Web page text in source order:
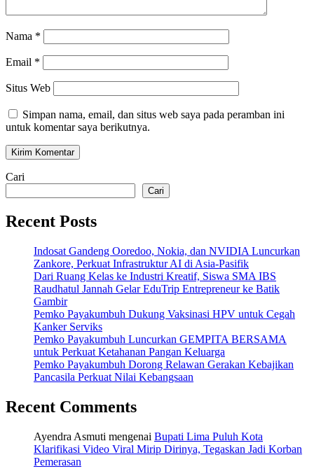
Nama *
Email *
Situs Web
Simpan nama, email, dan situs web saya pada peramban ini
untuk komentar saya berikutnya.
Cari
Cari
Recent Posts
Indosat Gandeng Ooredoo, Nokia, dan NVIDIA Luncurkan
Zankore, Perkuat Infrastruktur AI di Asia-Pasifik
Dari Ruang Kelas ke Industri Kreatif, Siswa SMA IBS
Raudhatul Jannah Gelar EduTrip Entrepreneur ke Batik
Gambir
Pemko Payakumbuh Dukung Vaksinasi HPV untuk Cegah
Kanker Serviks
Pemko Payakumbuh Luncurkan GEMPITA BERSAMA
untuk Perkuat Ketahanan Pangan Keluarga
Pemko Payakumbuh Dorong Relawan Gerakan Kebajikan
Pancasila Perkuat Nilai Kebangsaan
Recent Comments
Ayendra Asmuti mengenai Bupati Lima Puluh Kota
Klarifikasi Video Viral Mirip Dirinya, Tegaskan Jadi Korban
Pemerasan